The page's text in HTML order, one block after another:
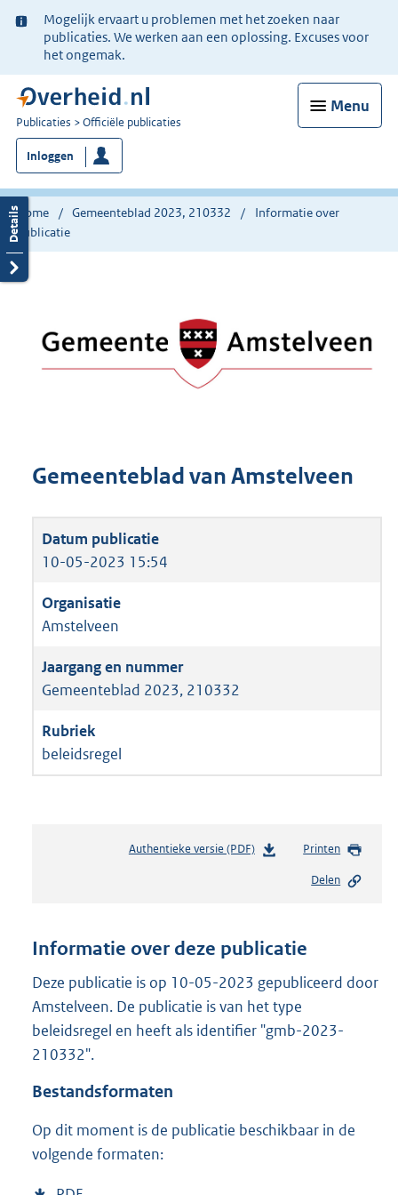
Ter
informatie:
Mogelijk ervaart u problemen met het zoeken naar
publicaties. We werken aan een oplossing. Excuses voor
het ongemak.
Menu
U
bent
nu
hier:
Publicaties Officiële publicaties
Inloggen
Home Gemeenteblad 2023, 210332
Informatie over
publicatie
Gemeenteblad van Amstelveen
10-05-2023 15:54
Amstelveen
Gemeenteblad 2023, 210332
beleidsregel
Authentieke versie (PDF)b
n
s
r
:
Printen
Delen
Informatie over deze publicatie
Deze publicatie is op 10-05-2023 gepubliceerd door
Amstelveen. De publicatie is van het type
beleidsregel en heeft als identifier "gmb-2023-
210332".
Bestandsformaten
Op dit moment is de publicatie beschikbaar in de
volgende formaten: